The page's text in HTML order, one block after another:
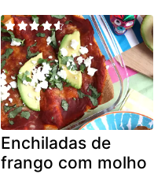
Enchiladas de
frango com molho